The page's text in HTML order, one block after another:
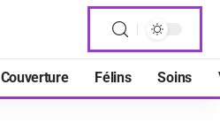
Couverture Félins Soins